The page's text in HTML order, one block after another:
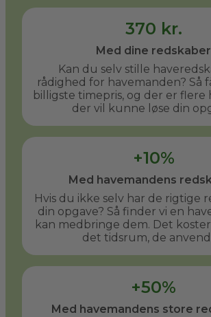
370 kr.
Med dine redskaber
Kan du selv stille
rådighed for havemanden? Så
billigste timepris, og der er
der vil kunne løse din
+10%
Med havemandens
Hvis du ikke selv har de rigtige
din opgave? Så finder vi en
kan medbringe dem. Det
det tidsrum, de
+50%
Med havemandens store